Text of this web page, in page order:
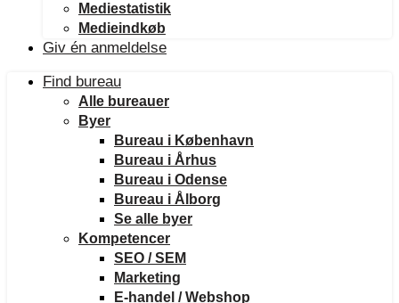
Mediestatistik
Medieindkøb
Giv én anmeldelse
Find bureau
Alle bureauer
Byer
Bureau i København
Bureau i Århus
Bureau i Odense
Bureau i Ålborg
Se alle byer
Kompetencer
SEO / SEM
Marketing
E-handel / Webshop